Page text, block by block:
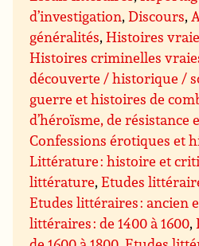
d’investigation,Discours,
généralités,Histoires
Histoires criminelles
découverte / historique /
guerre et histoires de
d’héroïsme, de résistance
Confessions érotiques et
Littérature : histoire et
littérature,Etudes
Etudes littéraires : ancien
littéraires : de 1400 à 1600,